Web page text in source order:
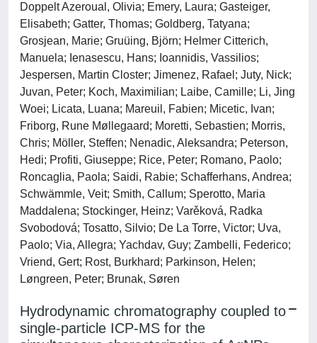
Doppelt Azeroual, Olivia; Emery, Laura; Gasteiger,
Elisabeth; Gatter, Thomas; Goldberg, Tatyana;
Grosjean, Marie; Gruüing, Björn; Helmer Citterich,
Manuela; Ienasescu, Hans; Ioannidis, Vassilios;
Jespersen, Martin Closter; Jimenez, Rafael; Juty, Nick;
Juvan, Peter; Koch, Maximilian; Laibe, Camille; Li, Jing
Woei; Licata, Luana; Mareuil, Fabien; Micetic, Ivan;
Friborg, Rune Møllegaard; Moretti, Sebastien; Morris,
Chris; Möller, Steffen; Nenadic, Aleksandra; Peterson,
Hedi; Profiti, Giuseppe; Rice, Peter; Romano, Paolo;
Roncaglia, Paola; Saidi, Rabie; Schafferhans, Andrea;
Schwämmle, Veit; Smith, Callum; Sperotto, Maria
Maddalena; Stockinger, Heinz; Varěková, Radka
Svobodová; Tosatto, Silvio; De La Torre, Victor; Uva,
Paolo; Via, Allegra; Yachdav, Guy; Zambelli, Federico;
Vriend, Gert; Rost, Burkhard; Parkinson, Helen;
Løngreen, Peter; Brunak, Søren
Hydrodynamic chromatography coupled to
single-particle ICP-MS for the